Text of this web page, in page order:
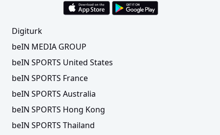
Digiturk
beIN MEDIA GROUP
beIN SPORTS United States
beIN SPORTS France
beIN SPORTS Australia
beIN SPORTS Hong Kong
beIN SPORTS Thailand